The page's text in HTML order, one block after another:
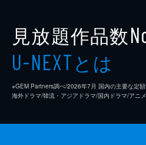
見放題作品数
U-NEXTとは
※GEM Partners調べ/2026年7⽉ 国内の主要な定
海外ドラマ/韓流・アジアドラマ/国内ドラマ/アニ